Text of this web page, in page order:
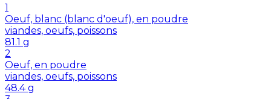
1
Oeuf, blanc (blanc d'oeuf), en poudre
viandes, oeufs, poissons
81.1 g
2
Oeuf, en poudre
viandes, oeufs, poissons
48.4 g